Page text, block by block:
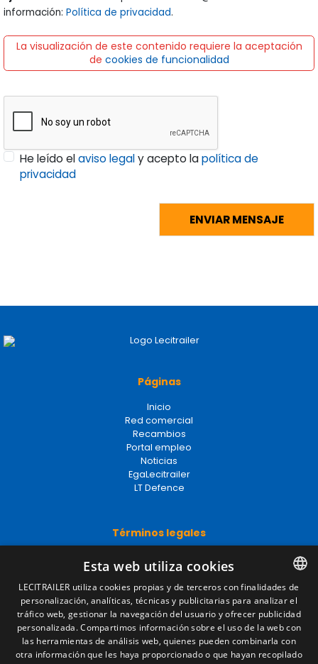
información: Política de privacidad.
La visualización de este contenido requiere la aceptación
de cookies de funcionalidad
He leído elaviso legaly acepto lapolítica de
privacidad
Páginas
Inicio
Red comercial
Recambios
Portal empleo
Noticias
EgaLecitrailer
LT Defence
Términos legales
Política de privacidad
Política de cookies
Condiciones generales de venta
Gestionar cookies
Contacto
SPANISH
ENGLISH
FRENCH
Esta web utiliza cookies
LECITRAILER utiliza cookies propias y de terceros con finalidades de
personalización, analíticas, técnicas y publicitarias para analizar el
tráfico web, gestionar la navegación del usuario y ofrecer publicidad
personalizada. Compartimos información sobre el uso de la web con
las herramientas de análisis web, quienes pueden combinarla con
otra información que les haya proporcionado o que hayan recopilado